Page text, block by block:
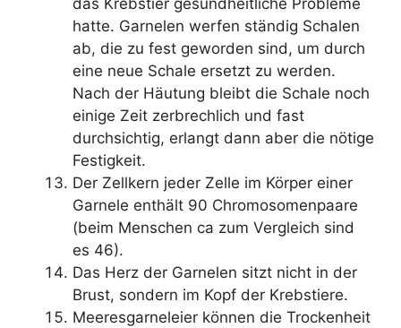
das Krebstier gesundheitliche Probleme
hatte. Garnelen werfen ständig Schalen
ab, die zu fest geworden sind, um durch
eine neue Schale ersetzt zu werden.
Nach der Häutung bleibt die Schale noch
einige Zeit zerbrechlich und fast
durchsichtig, erlangt dann aber die nötige
Festigkeit.
Der Zellkern jeder Zelle im Körper einer
Garnele enthält 90 Chromosomenpaare
(beim Menschen ca zum Vergleich sind
es 46).
Das Herz der Garnelen sitzt nicht in der
Brust, sondern im Kopf der Krebstiere.
Meeresgarneleier können die Trockenheit